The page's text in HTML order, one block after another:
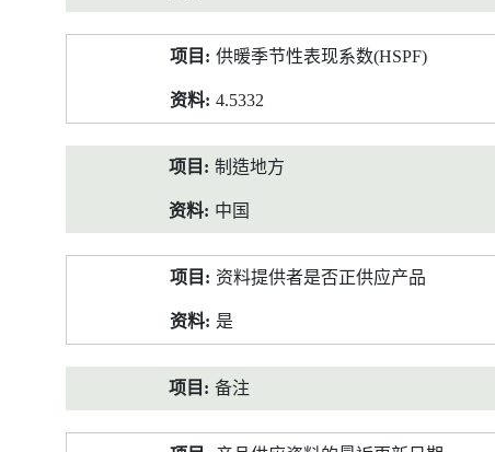
供暖季节性表现系数(HSPF)
4.5332
制造地方
中国
资料提供者是否正供应产品
是
备注